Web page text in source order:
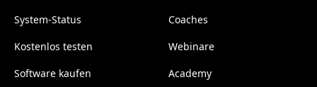
System-Status
Kostenlos testen
Software kaufen
Coaches
Webinare
Academy